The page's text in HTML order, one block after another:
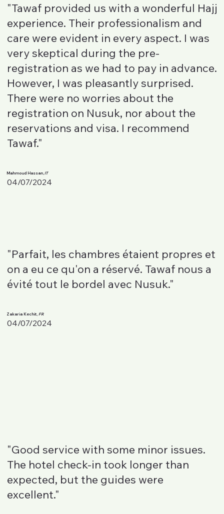
"Tawaf provided us with a wonderful Hajj
experience. Their professionalism and
care were evident in every aspect. I was
very skeptical during the pre-
registration as we had to pay in advance.
However, I was pleasantly surprised.
There were no worries about the
registration on Nusuk, nor about the
reservations and visa. I recommend
Tawaf."
Mahmoud Hassan, IT
04/07/2024
"Parfait, les chambres étaient propres et
on a eu ce qu'on a réservé. Tawaf nous a
évité tout le bordel avec Nusuk."
Zakaria Kechit, FR
04/07/2024
"Good service with some minor issues.
The hotel check-in took longer than
expected, but the guides were
excellent."